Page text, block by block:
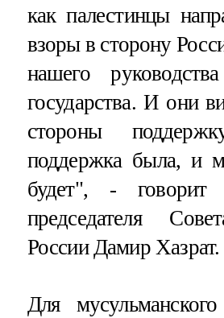
как палестинцы
взоры в сторону
нашего
государства. И они
стороны
поддержка была, и
будет", - говорит
председателя
России Дамир Хазрат.
Для